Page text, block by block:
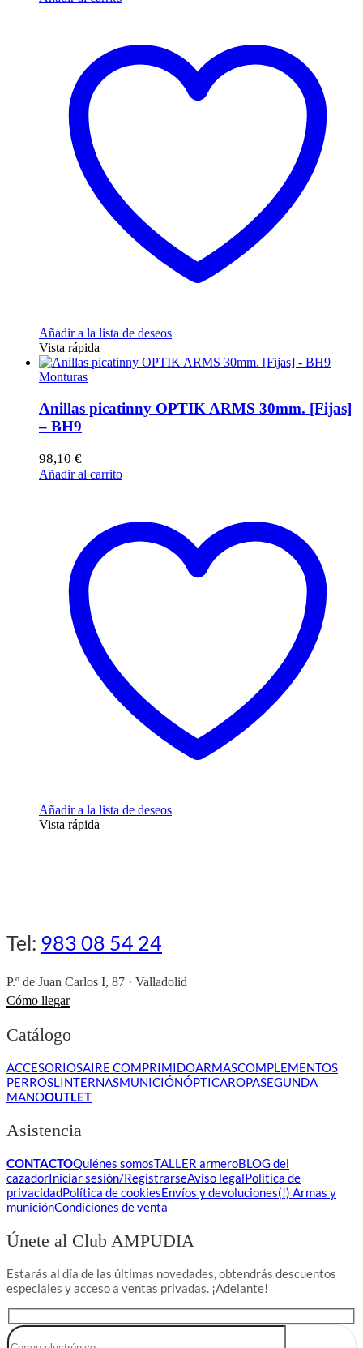
Añadir a la lista de deseos
Vista rápida
Monturas
Anillas picatinny OPTIK ARMS 30mm. [Fijas]
– BH9
98,10 €
Añadir al carrito
Añadir a la lista de deseos
Vista rápida
Tel: 983 08 54 24
P.º de Juan Carlos I, 87 · Valladolid
Cómo llegar
Catálogo
ACCESORIOSAIRE COMPRIMIDOARMASCOMPLEMENTOS
PERROSLINTERNASMUNICIÓNÓPTICAROPASEGUNDA
MANOOUTLET
Asistencia
CONTACTOQuiénes somosTALLER armeroBLOG del
cazadorIniciar sesión/RegistrarseAviso legalPolítica de
privacidadPolítica de cookiesEnvíos y devoluciones(!) Armas y
municiónCondiciones de venta
Únete al Club AMPUDIA
Estarás al día de las últimas novedades, obtendrás descuentos
especiales y acceso a ventas privadas. ¡Adelante!